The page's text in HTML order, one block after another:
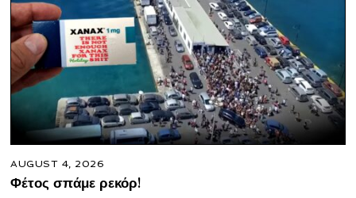
AUGUST 4, 2026
Φέτος σπάμε ρεκόρ!